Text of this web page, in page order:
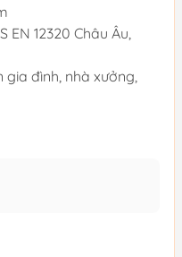
EN 12320 Châu Âu,
gia đình, nhà xưởng,